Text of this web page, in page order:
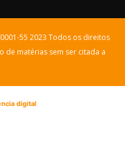
0001-55 2023 Todos os direitos
de matérias sem ser citada a
digital